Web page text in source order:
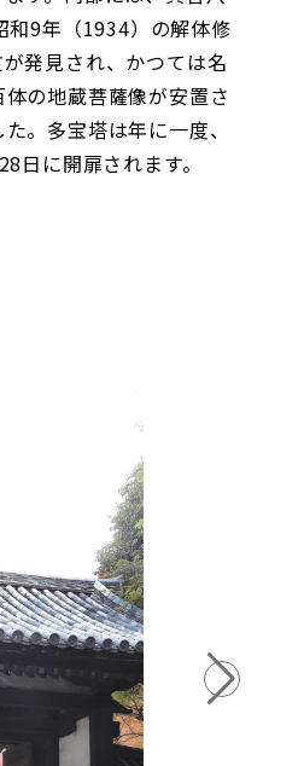
和9年（1934）の解体修
発見され、かつては名
の地蔵菩薩像が安置さ
。多宝塔は年に一度、
日に開扉されます。